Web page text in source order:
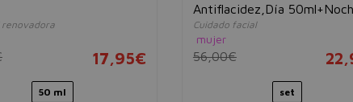
17,95€
50 ml
Antiflacidez,Día
50ml+Ojos 15ml
Cuidado facial
mujer
56,00€
set